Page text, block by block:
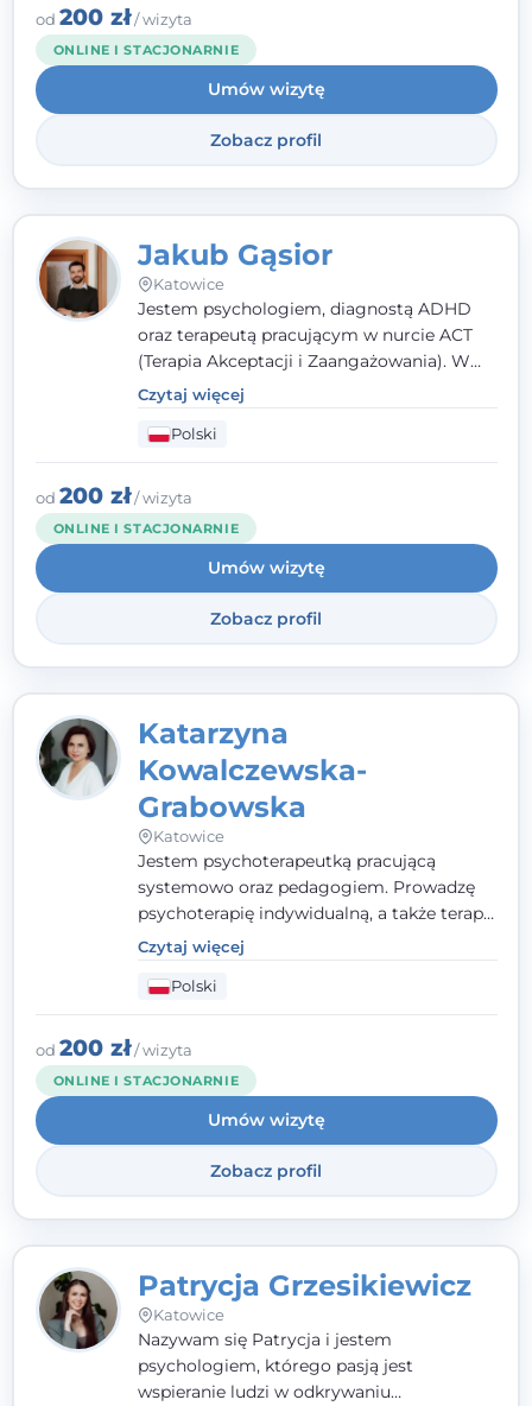
przykładam do relacji opartej na empatii,
poczuciu bezpieczeństwa i wzajemnym
zrozumieniu.
od 200 zł/ wizyta
ONLINE I STACJONARNIE
Umów wizytę
Zobacz profil
Jakub Gąsior
Katowice
Jestem psychologiem, diagnostą ADHD
oraz terapeutą pracującym w nurcie ACT
(Terapia Akceptacji i Zaangażowania). W
kontakcie z pacjentem najważniejsze są dla
mnie serdeczność, zrozumienie i atmosfera
pełna ciepła. Wierzę, że skuteczna terapia
to wspólne działanie - razem tworzymy
zespół, który szuka rozwiązań.
Czytaj więcej
Polski
od 200 zł/ wizyta
ONLINE I STACJONARNIE
Umów wizytę
Zobacz profil
Katarzyna
Kowalczewska-
Grabowska
Katowice
Jestem psychoterapeutką pracującą
systemowo oraz pedagogiem. Prowadzę
psychoterapię indywidualną, a także terapię
par, małżeństw i rodzin. Patrzę na
człowieka całościowo - w kontekście jego
relacji z rodziną, pracą i otoczeniem - i
opieram współpracę na Twoich mocnych
stronach.
Czytaj więcej
Polski
od 200 zł/ wizyta
ONLINE I STACJONARNIE
Umów wizytę
Zobacz profil
Patrycja Grzesikiewicz
Katowice
Nazywam się Patrycja i jestem
psychologiem, którego pasją jest
wspieranie ludzi w odkrywaniu